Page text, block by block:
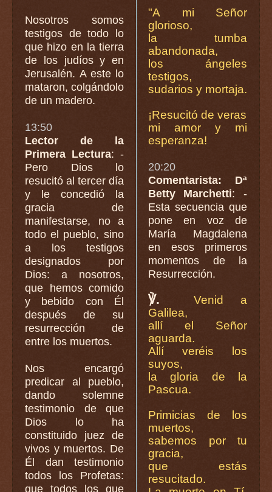
Nosotros somos
testigos de todo lo
que hizo en la tierra
de los judíos y en
Jerusalén. A este lo
mataron, colgándolo
de un madero.
13:50
Lector de la
Primera Lectura: -
Pero Dios lo
resucitó al tercer día
y le concedió la
gracia de
manifestarse, no a
todo el pueblo, sino
a los testigos
designados por
Dios: a nosotros,
que hemos comido
y bebido con Él
después de su
resurrección de
entre los muertos.
Nos encargó
predicar al pueblo,
dando solemne
testimonio de que
Dios lo ha
constituido juez de
vivos y muertos. De
Él dan testimonio
todos los Profetas:
que todos los que
"A mi Señor
glorioso,
la tumba
abandonada,
los ángeles
testigos,
sudarios y mortaja.
¡Resucitó de veras
mi amor y mi
esperanza!
20:20
Comentarista: Dª
Betty Marchetti: -
Esta secuencia que
pone en voz de
María Magdalena
en esos primeros
momentos de la
Resurrección.
℣.
Venid a
Galilea,
allí el Señor
aguarda.
Allí veréis los
suyos,
la gloria de la
Pascua.
Primicias de los
muertos,
sabemos por tu
gracia,
que estás
resucitado.